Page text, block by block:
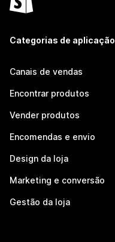
Categorias de aplicação
Canais de vendas
Encontrar produtos
Vender produtos
Encomendas e envio
Design da loja
Marketing e conversão
Gestão da loja